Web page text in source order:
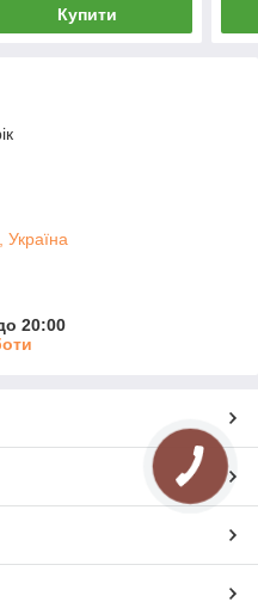
Купити
20:00